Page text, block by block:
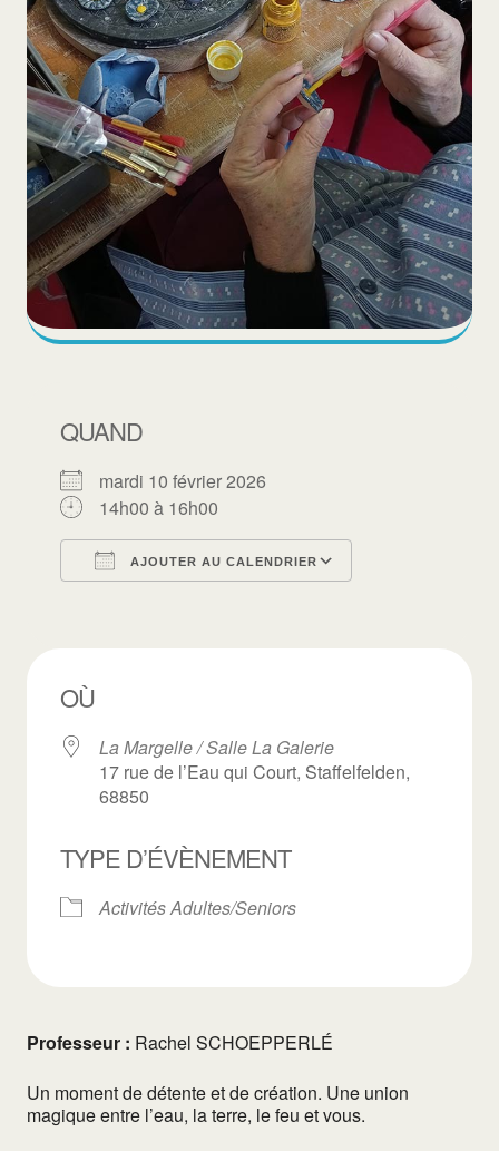
QUAND
mardi 10 février 2026
14h00 à 16h00
AJOUTER AU CALENDRIER
OÙ
La Margelle / Salle La Galerie
17 rue de l’Eau qui Court, Staffelfelden,
68850
TYPE D’ÉVÈNEMENT
Activités Adultes/Seniors
Professeur : Rachel SCHOEPPERLÉ
Un moment de détente et de création. Une union
magique entre l’eau, la terre, le feu et vous.